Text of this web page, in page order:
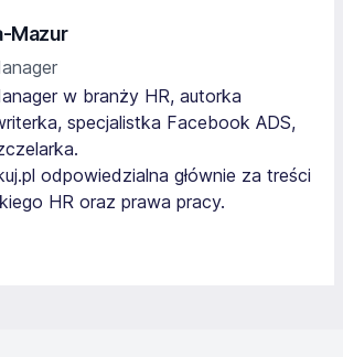
Mazur
w branży HR, autorka
specjalistka Facebook ADS,
odpowiedzialna głównie za treści
HR oraz prawa pracy.